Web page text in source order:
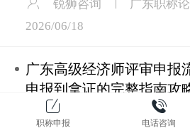
锐狮咨询
广东职称
2026/06/18
广东高级经济师评审申报
申报到拿证的完整指南攻
锐狮咨询 广东职称
职称申报 电话咨询